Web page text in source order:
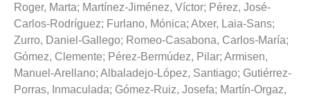
Roger, Marta; Martínez-Jiménez, Víctor; Pérez, José-
Carlos-Rodríguez; Furlano, Mónica; Atxer, Laia-Sans;
Zurro, Daniel-Gallego; Romeo-Casabona, Carlos-María;
Gómez, Clemente; Pérez-Bermúdez, Pilar; Armisen,
Manuel-Arellano; Albaladejo-López, Santiago; Gutiérrez-
Porras, Inmaculada; Gómez-Ruiz, Josefa; Martín-Orgaz,